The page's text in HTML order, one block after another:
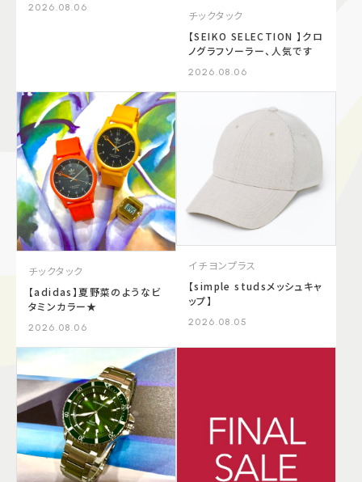
2026.08.06
チックタック
【SEIKO SELECTION 】クロ
ノグラフソーラー、人気です
2026.08.06
チックタック
【adidas】夏野菜のようなビ
タミンカラー★
2026.08.06
イチヨンプラス
【simple studsメッシュキャ
ップ】
2026.08.05